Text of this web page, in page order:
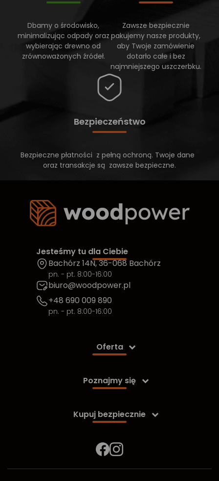
Dbamy o środowisko,
minimalizując odpady oraz
wybierając drewno od
zrównoważonych źródeł.
Zawsze bezpiecznie
pakujemy nasze produkty,
aby Twoje zamówienie
dotarło całe i bez
najmniejszego uszczerbku.
Bezpieczeństwo
Bezpieczne płatności z pełną ochroną. Twoje dane
oraz transakcje są zawsze bezpieczne.
Jesteśmy tu dla Ciebie
Bachórz 14N, 36-068 Bachórz
pn. - pt. 8:00-16:00
biuro@woodpower.pl
+48 690 009 890
pn. - pt. 8:00-16:00
Oferta 
Poznajmy się 
Kupuj bezpiecznie 